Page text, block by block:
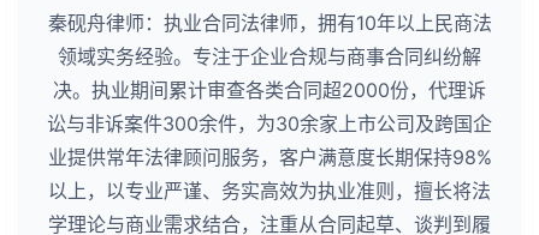
秦砚舟律师：执业合同法律师，拥有10年以上民商法
领域实务经验。专注于企业合规与商事合同纠纷解
决。执业期间累计审查各类合同超2000份，代理诉
讼与非诉案件300余件，为30余家上市公司及跨国企
业提供常年法律顾问服务，客户满意度长期保持98%
以上，以专业严谨、务实高效为执业准则，擅长将法
学理论与商业需求结合，注重从合同起草、谈判到履